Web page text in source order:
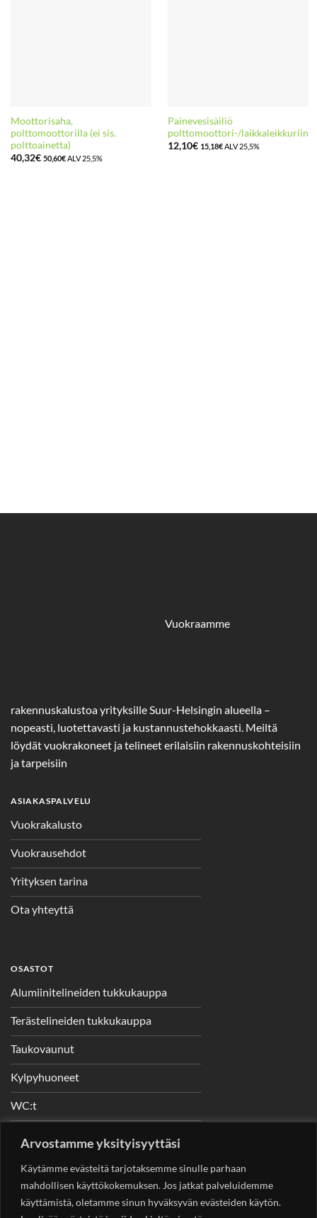
Arvostamme yksityisyyttäsi
Käytämme evästeitä tarjotaksemme sinulle parhaan
mahdollisen käyttökokemuksen. Jos jatkat palveluidemme
käyttämistä, oletamme sinun hyväksyvän evästeiden käytön.
Moottorisaha,
polttomoottorilla (ei sis.
polttoainetta)
40,32€ 50,60€ALV 25,5%
Painevesisäiliö
polttomoottori-/laikkaleikkuriin
12,10€ 15,18€ALV 25,5%
Vuokraamme
rakennuskalustoa yrityksille Suur-Helsingin alueella –
nopeasti, luotettavasti ja kustannustehokkaasti. Meiltä
löydät vuokrakoneet ja telineet erilaisiin rakennuskohteisiin
ja tarpeisiin
ASIAKASPALVELU
Vuokrakalusto
Vuokrausehdot
Yrityksen tarina
Ota yhteyttä
OSASTOT
Alumiinitelineiden tukkukauppa
Terästelineiden tukkukauppa
Taukovaunut
Kylpyhuoneet
WC:t